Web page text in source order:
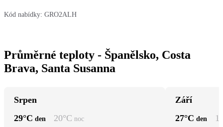
Kód nabídky: GRO2ALH
Průměrné teploty - Španělsko, Costa
Brava, Santa Susanna
Srpen
29°C den 20°C noc
Září
27°C den